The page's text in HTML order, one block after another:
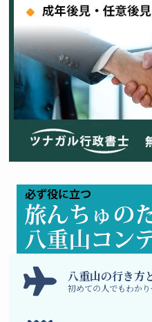
八重山の行き方
初めての人でもわか